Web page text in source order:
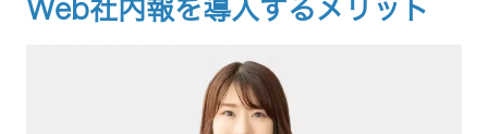
Web社内報を導入するメリット